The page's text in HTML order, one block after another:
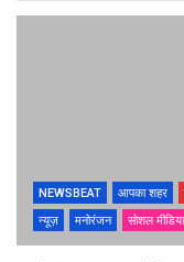
NEWSBEAT आपका शहर
न्यूज़
मनोरंजन सोशल